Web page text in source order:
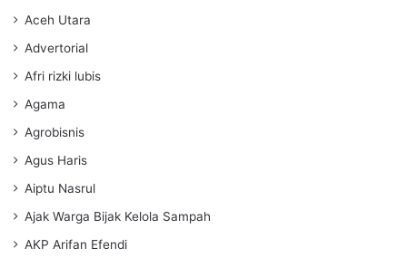
Aceh Utara
Advertorial
Afri rizki lubis
Agama
Agrobisnis
Agus Haris
Aiptu Nasrul
Ajak Warga Bijak Kelola Sampah
AKP Arifan Efendi